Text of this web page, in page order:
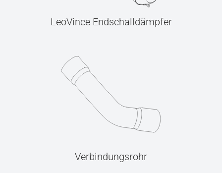
LeoVince Endschalldämpfer
Verbindungsrohr